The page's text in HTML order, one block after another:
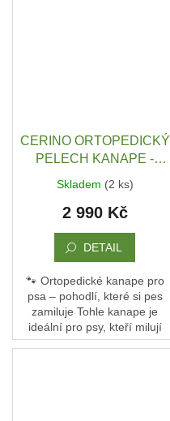
CERINO ORTOPEDICKÝ
PELECH KANAPE -
ZÁTĚŽOVÁ LÁTKA - 120
x 90 x 10 - TEMNĚ
MODRÁ LESK
Skladem (2 ks)
2 990 Kč
DETAIL
🐾 Ortopedické kanape pro
psa – pohodlí, které si pes
zamiluje Tohle kanape je
ideální pro psy, kteří milují
pohodlí a oporu. Není to jen